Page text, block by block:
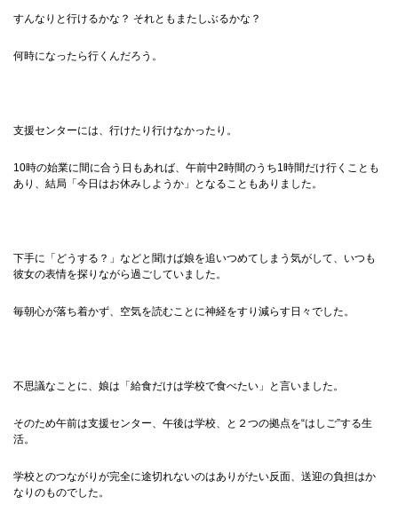
すんなりと行けるかな？ それともまたしぶるかな？
何時になったら行くんだろう。
支援センターには、行けたり行けなかったり。
10時の始業に間に合う日もあれば、午前中2時間のうち1時間だけ行くことも
あり、結局「今日はお休みしようか」となることもありました。
下手に「どうする？」などと聞けば娘を追いつめてしまう気がして、いつも
彼女の表情を探りながら過ごしていました。
毎朝心が落ち着かず、空気を読むことに神経をすり減らす日々でした。
不思議なことに、娘は「給食だけは学校で食べたい」と言いました。
そのため午前は支援センター、午後は学校、と２つの拠点を“はしご”する生
活。
学校とのつながりが完全に途切れないのはありがたい反面、送迎の負担はか
なりのものでした。